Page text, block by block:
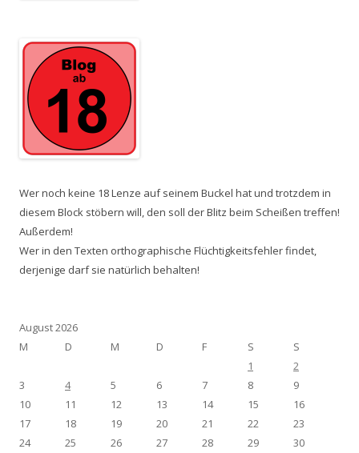
Wer noch keine 18 Lenze auf seinem Buckel hat und trotzdem in
diesem Block stöbern will, den soll der Blitz beim Scheißen treffen!
Außerdem!
Wer in den Texten orthographische Flüchtigkeitsfehler findet,
derjenige darf sie natürlich behalten!
August 2026
M
D M D F S
S
1
2
3
4 5 6 7 8
9
10
11 12 13 14 15
16
17
18 19 20 21 22
23
24
25 26 27 28 29
30